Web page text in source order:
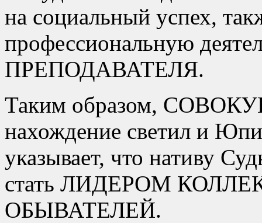
на социальный успех,
профессиональную
ПРЕПОДАВАТЕЛЯ.
Таким образом,
нахождение светил и
указывает, что нативу
стать ЛИДЕРОМ
ОБЫВАТЕЛЕЙ.